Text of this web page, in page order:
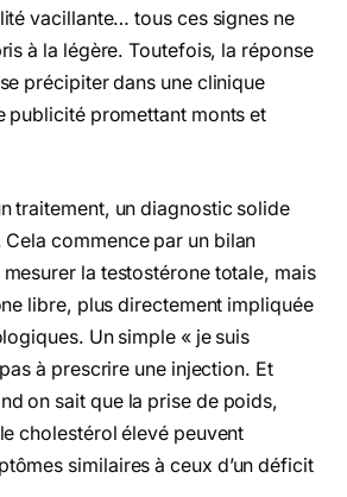
vacillante… tous ces signes ne
à la légère. Toutefois, la réponse
précipiter dans une clinique
publicité promettant monts et
traitement, un diagnostic solide
commence par un bilan
la testostérone totale, mais
libre, plus directement impliquée
Un simple « je suis
à prescrire une injection. Et
on sait que la prise de poids,
cholestérol élevé peuvent
similaires à ceux d’un déficit